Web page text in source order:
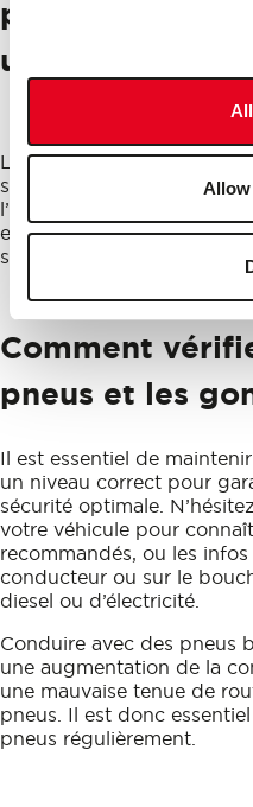
Allow
pneus lorsqu’ils
utilisés
La gomme des pneus
si celle-ci est conservée
l’abri des intempéries et
en particulier si vous
susceptible de rester
Comment
pneus et les
Il est essentiel de
un niveau correct pour
sécurité optimale.
votre véhicule pour
recommandés, ou les
conducteur ou sur le
diesel ou d’électricité.
Conduire avec des pneus
une augmentation de la
une mauvaise tenue de
pneus. Il est donc
pneus régulièrement.